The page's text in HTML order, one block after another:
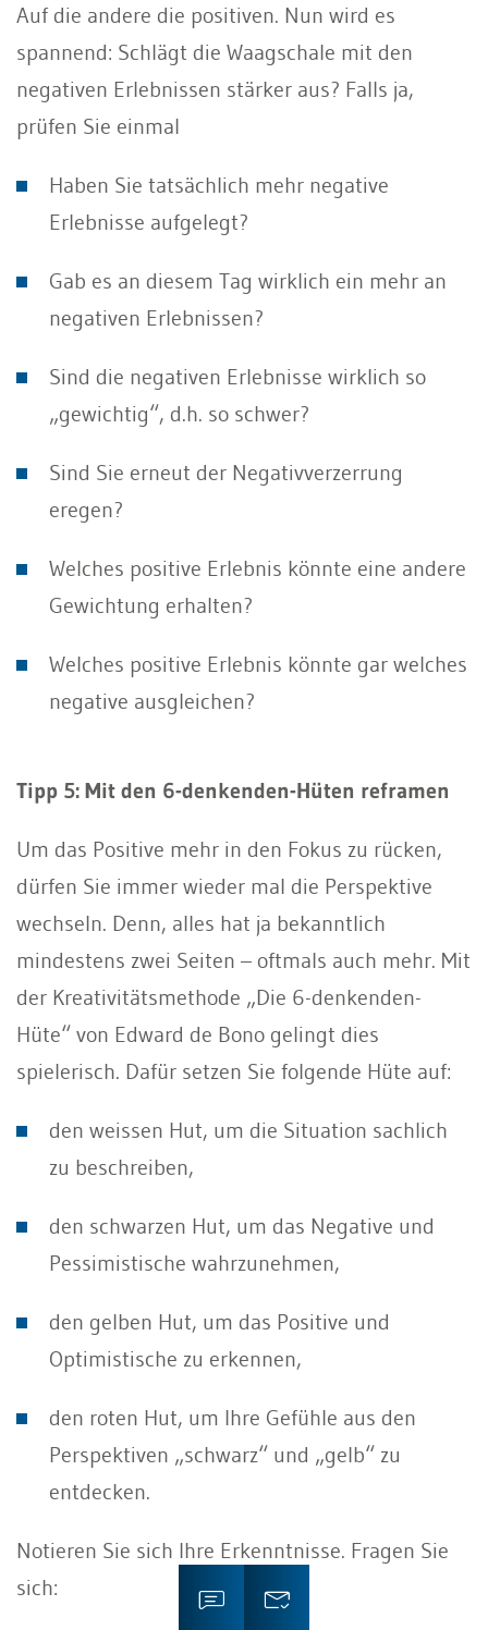
Auf die andere die positiven. Nun wird es
spannend: Schlägt die Waagschale mit den
negativen Erlebnissen stärker aus? Falls ja,
prüfen Sie einmal
Haben Sie tatsächlich mehr negative
Erlebnisse aufgelegt?
Gab es an diesem Tag wirklich ein mehr an
negativen Erlebnissen?
Sind die negativen Erlebnisse wirklich so
„gewichtig“, d.h. so schwer?
Sind Sie erneut der Negativverzerrung
eregen?
Welches positive Erlebnis könnte eine andere
Gewichtung erhalten?
Welches positive Erlebnis könnte gar welches
negative ausgleichen?
Tipp 5: Mit den 6-denkenden-Hüten reframen
Um das Positive mehr in den Fokus zu rücken,
dürfen Sie immer wieder mal die Perspektive
wechseln. Denn, alles hat ja bekanntlich
mindestens zwei Seiten – oftmals auch mehr. Mit
der Kreativitätsmethode „Die 6-denkenden-
Hüte“ von Edward de Bono gelingt dies
spielerisch. Dafür setzen Sie folgende Hüte auf:
den weissen Hut, um die Situation sachlich
zu beschreiben,
den schwarzen Hut, um das Negative und
Pessimistische wahrzunehmen,
den gelben Hut, um das Positive und
Optimistische zu erkennen,
den roten Hut, um Ihre Gefühle aus den
Perspektiven „schwarz“ und „gelb“ zu
entdecken.
Notieren Sie sich Ihre Erkenntnisse. Fragen Sie
sich: